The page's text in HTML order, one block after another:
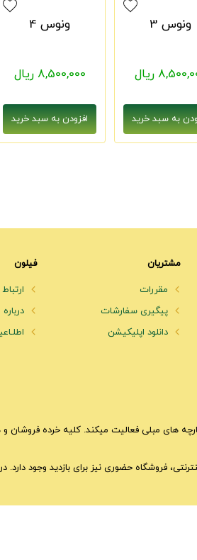
ونوس 3
ریال
ونوس 4
8,500,000 ریال
مشتریان
مقررات
پیگیری سفارشات
دانلود اپلیکیشن
فیلون
درباره
های مبلی فعالیت میکند. کلیه خرده فروشان
فروشگاه حضوری نیز برای بازدید وجود